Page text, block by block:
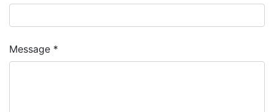
Message *